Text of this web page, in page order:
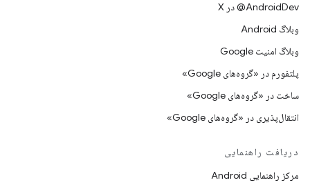
‫‎@AndroidDev در X
وبلاگ Android
وبلاگ امنیت Google
پلتفورم در «گروه‌های Google»
ساخت در «گروه‌های Google»
انتقال‌پذیری در «گروه‌های Google»
دریافت راهنمایی
مرکز راهنمایی Android